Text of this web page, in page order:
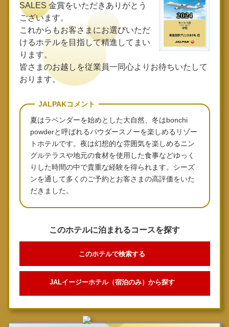
SALES 金賞をいただきありがとう
ございます。
これからもお客さまにお選びいただ
けるホテルを目指して精進してまい
ります。
皆さまのお越しを従業員一同心よりお待ちいたして
おります。
JALPAKコメント
夏はラベンダーを始めとした大自然、冬はbonchi
powderと呼ばれるパウダースノーを楽しめるリゾー
トホテルです。夜は幻想的な雰囲気を楽しめるニン
グルテラスや地元の食材を使用した食事などゆっく
りした時間の中で貴重な経験を得られます。シーズ
ンを通して多くのご予約とお客さまの高評価をいた
だきました。
このホテルに泊まれるコースを探す
このホテルで検索する
JALイージーホテル（宿泊のみ）から探す